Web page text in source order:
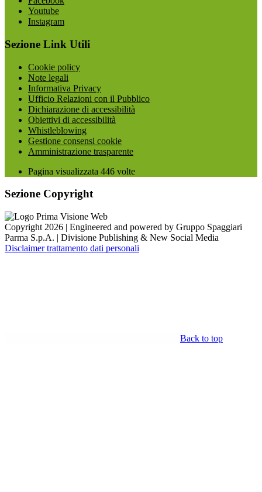
Youtube
Instagram
Sezione Link Utili
Cookie policy
Note legali
Informativa Privacy
Ufficio Relazioni con il Pubblico
Dichiarazione di accessibilità
Obiettivi di accessibilità
Whistleblowing
Gestione consensi cookie
Amministrazione trasparente
Pagina visualizzata 446 volte
Sezione Copyright
Copyright 2026 | Engineered and powered by Gruppo Spaggiari
Parma S.p.A. | Divisione Publishing & New Social Media
Disclaimer trattamento dati personali
Back to top